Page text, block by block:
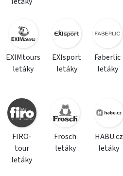
EXIMtours
letáky
EXIsport
letáky
Faberlic
letáky
FIRO-
tour
letáky
Frosch
letáky
HABU.cz
letáky